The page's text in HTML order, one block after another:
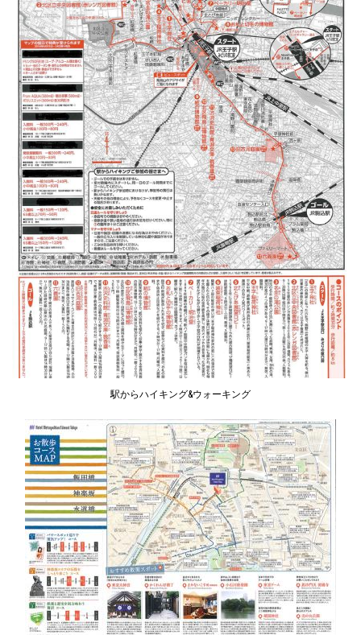
駅からハイキング&ウォーキング